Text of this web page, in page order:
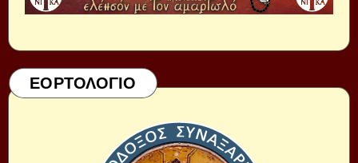
ΕΟΡΤΟΛΟΓΙΟ